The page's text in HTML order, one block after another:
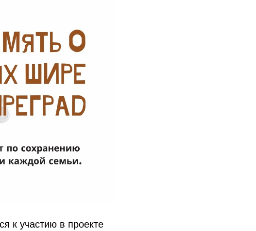
к участию в проекте